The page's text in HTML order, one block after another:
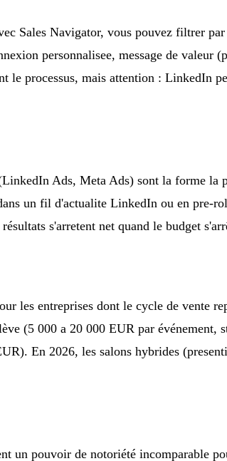
Sales Navigator, vous pouvez filtrer
personnalisee, message de valeur
processus, mais attention : LinkedIn
Ads, Meta Ads) sont la forme
un fil d'actualite LinkedIn ou en pre-
s'arretent net quand le budget
les entreprises dont le cycle de vente
(5 000 a 20 000 EUR par
En 2026, les salons hybrides
un pouvoir de notoriété incomparable